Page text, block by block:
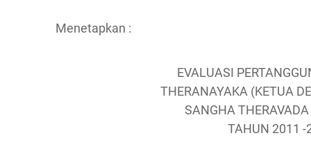
Menetapkan :
EVALUASI
THERANAYAKA (KETUA
SANGHA
TAHUN 2011 -